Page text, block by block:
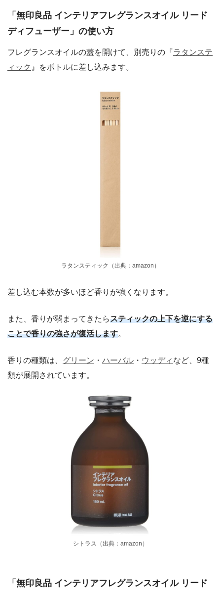
「無印良品 インテリアフレグランスオイル リード
ディフューザー」の使い方
フレグランスオイルの蓋を開けて、別売りの『ラタンステ
ィック 』をボトルに差し込みます。
ラタンスティック（出典：amazon）
差し込む本数が多いほど香りが強くなります。
また、香りが弱まってきたらスティックの上下を逆にする
ことで香りの強さが復活します。
香りの種類は、 グリーン ・ ハーバル ・ ウッディ など、9種
類が展開されています。
シトラス（出典：amazon）
「無印良品 インテリアフレグランスオイル リード